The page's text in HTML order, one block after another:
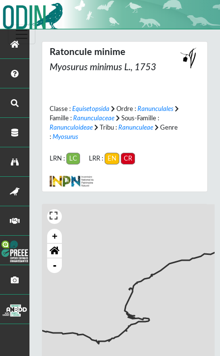
Ratoncule minime
Myosurus minimus L., 1753
Classe : Equisetopsida Ordre : Ranunculales
Famille : Ranunculaceae
Sous-Famille :
Ranunculoideae
Tribu : Ranunculeae
Genre
: Myosurus
LRN : LC LRR : EN CR
+
-